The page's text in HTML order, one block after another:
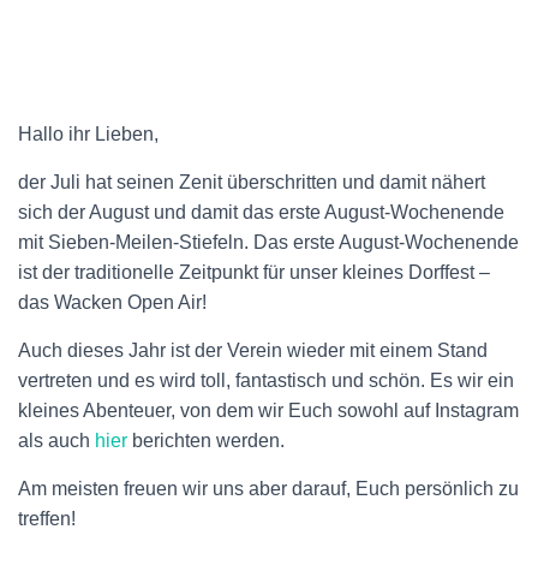
Hallo ihr Lieben,
der Juli hat seinen Zenit überschritten und damit nähert
sich der August und damit das erste August-Wochenende
mit Sieben-Meilen-Stiefeln. Das erste August-Wochenende
ist der traditionelle Zeitpunkt für unser kleines Dorffest –
das Wacken Open Air!
Auch dieses Jahr ist der Verein wieder mit einem Stand
vertreten und es wird toll, fantastisch und schön. Es wir ein
kleines Abenteuer, von dem wir Euch sowohl auf Instagram
als auch hier berichten werden.
Am meisten freuen wir uns aber darauf, Euch persönlich zu
treffen!